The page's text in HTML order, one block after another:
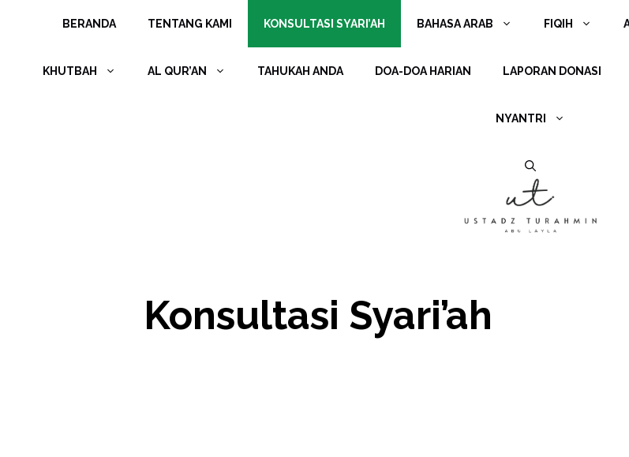
BERANDA TENTANG KAMI KONSULTASI SYARI’AH BAHASA ARAB FIQIH
KHUTBAH AL QUR’AN TAHUKAH ANDA DOA-DOA HARIAN LAPORAN DONASI
NYANTRI
Konsultasi Syari’ah